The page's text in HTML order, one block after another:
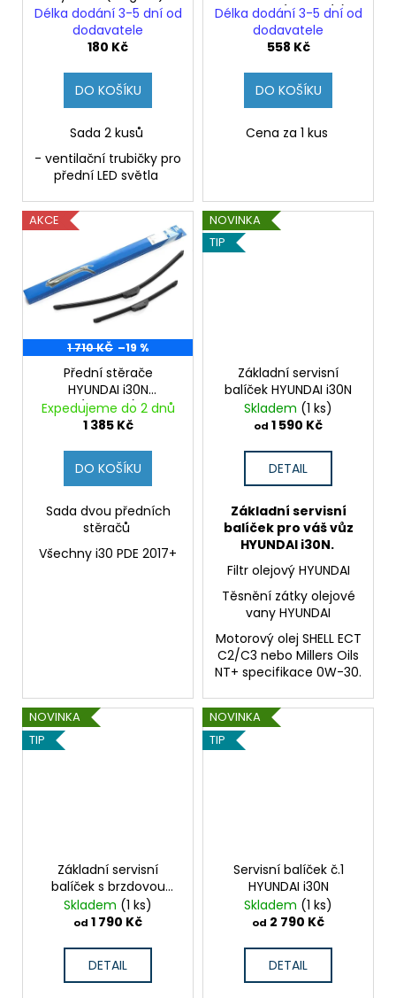
Délka dodání 3-5 dní od
dodavatele
180 Kč
DO KOŠÍKU
Sada 2 kusů
- ventilační trubičky pro
přední LED světla
HYUNDAI(ORIGINÁL)
Délka dodání 3-5 dní od
dodavatele
558 Kč
DO KOŠÍKU
Cena za 1 kus
AKCE
1 710 KČ –19 %
Přední stěrače
HYUNDAI i30N
(Originál)
Expedujeme do 2 dnů
1 385 Kč
DO KOŠÍKU
Sada dvou předních
stěračů
Všechny i30 PDE 2017+
NOVINKA
TIP
Základní servisní
balíček HYUNDAI i30N
Skladem (1 ks)
od 1 590 Kč
DETAIL
Základní servisní
balíček pro váš vůz
HYUNDAI i30N.
Filtr olejový HYUNDAI
Těsnění zátky olejové
vany HYUNDAI
Motorový olej SHELL ECT
C2/C3 nebo Millers Oils
NT+ specifikace 0W-30.
NOVINKA
TIP
Základní servisní
balíček s brzdovou
kapalinou HYUNDAI
i30N
Skladem (1 ks)
od 1 790 Kč
DETAIL
NOVINKA
TIP
Servisní balíček č.1
HYUNDAI i30N
Skladem (1 ks)
od 2 790 Kč
DETAIL